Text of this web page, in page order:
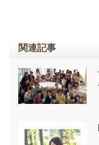
関連記事